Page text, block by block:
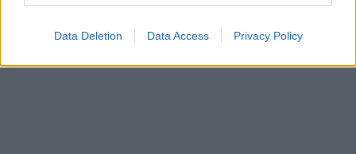
Data Deletion Data Access Privacy Policy
Dire «merci» pour cette traduction Corriger une erreur